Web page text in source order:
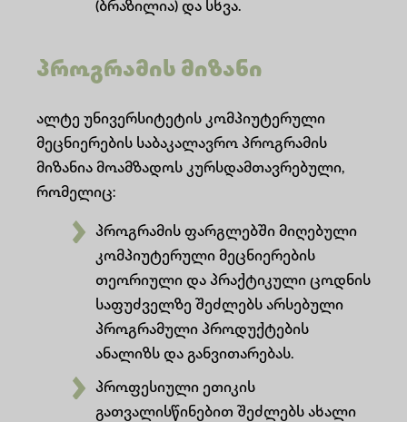
(ბრაზილია) და სხვა.
პროგრამის მიზანი
ალტე უნივერსიტეტის კომპიუტერული
მეცნიერების საბაკალავრო პროგრამის
მიზანია მოამზადოს კურსდამთავრებული,
რომელიც:
პროგრამის ფარგლებში მიღებული
კომპიუტერული მეცნიერების
თეორიული და პრაქტიკული ცოდნის
საფუძველზე შეძლებს არსებული
პროგრამული პროდუქტების
ანალიზს და განვითარებას.
პროფესიული ეთიკის
გათვალისწინებით შეძლებს ახალი